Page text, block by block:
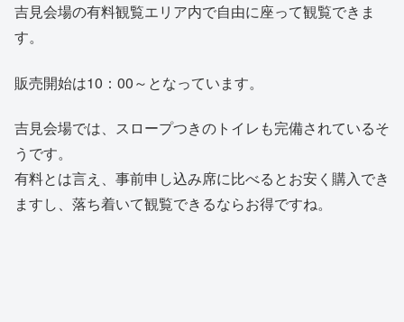
吉見会場の有料観覧エリア内で自由に座って観覧できま
す。
販売開始は10：00～となっています。
吉見会場では、スロープつきのトイレも完備されているそ
うです。
有料とは言え、事前申し込み席に比べるとお安く購入でき
ますし、落ち着いて観覧できるならお得ですね。